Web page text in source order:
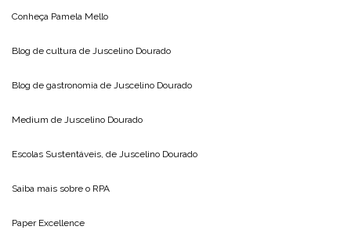
Conheça Pamela Mello
Blog de cultura de Juscelino Dourado
Blog de gastronomia de Juscelino Dourado
Medium de Juscelino Dourado
Escolas Sustentáveis, de Juscelino Dourado
Saiba mais sobre o RPA
Paper Excellence